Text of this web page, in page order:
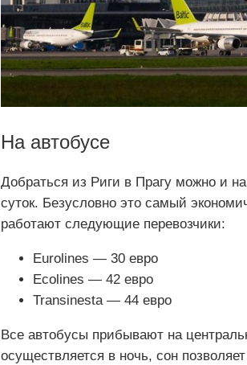
На автобусе
Добраться из Риги в Прагу можно и
суток. Безусловно это самый
работают следующие перевозчики:
Eurolines — 30 евро
Ecolines — 42 евро
Transinesta — 44 евро
Все автобусы прибывают на
осуществляется в ночь, сон